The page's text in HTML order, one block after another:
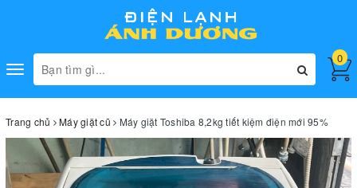
Toggle
navigation
0
Trang chủ Máy giặt cũ Máy giặt Toshiba 8,2kg tiết kiệm điện mới 95%